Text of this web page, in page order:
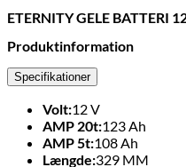
ETERNITY GELE BATTERI
Produktinformation
Specifikationer
Volt:12V
AMP 20t:123 Ah
AMP 5t:108 Ah
Længde:329 MM